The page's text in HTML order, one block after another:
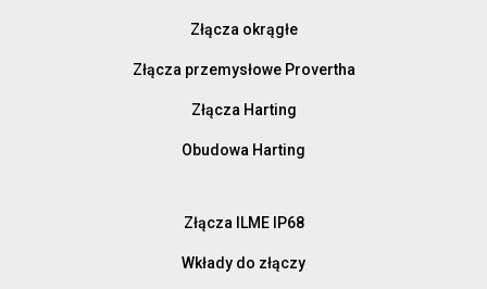
Złącza okrągłe
Złącza przemysłowe Provertha
Złącza Harting
Obudowa Harting
Złącza ILME IP68
Wkłady do złączy